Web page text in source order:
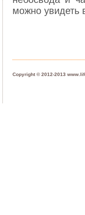
можно увидеть
Copyright © 2012-2013